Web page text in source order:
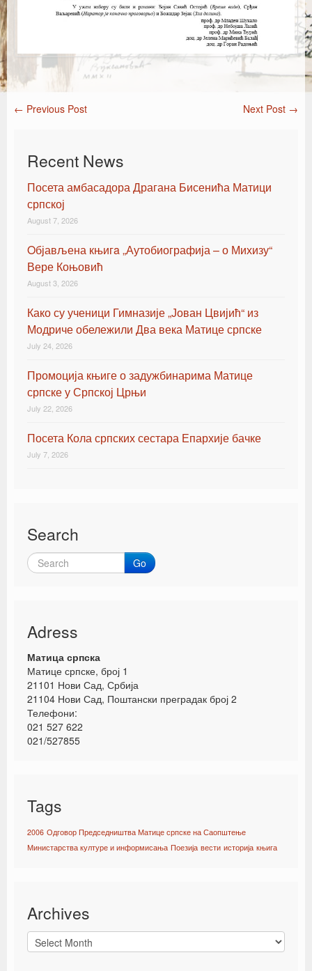
Next Post →
← Previous Post
Recent News
Посета амбасадора Драгана Бисенића Матици
српској
August 7, 2026
Oбјављена књигa „Аутобиографија – о Михизу“
Вере Коњовић
August 3, 2026
Како су ученици Гимназије „Јован Цвијић“ из
Модриче обележили Два века Матице српске
July 24, 2026
Промоција књиге о задужбинарима Матице
српске у Српској Црњи
July 22, 2026
Посета Кола српских сестара Епархије бачке
July 7, 2026
Search
Go
Adress
Матица српска
Матице српске, број 1
21101 Нови Сад, Србија
21104 Нови Сад, Поштански преградак број 2
Телефони:
021 527 622
021/527855
Tags
2006 Одговор Председништва Матице српске на Саопштење
Министарства културе и информисања Поезија вести историја књига
Archives